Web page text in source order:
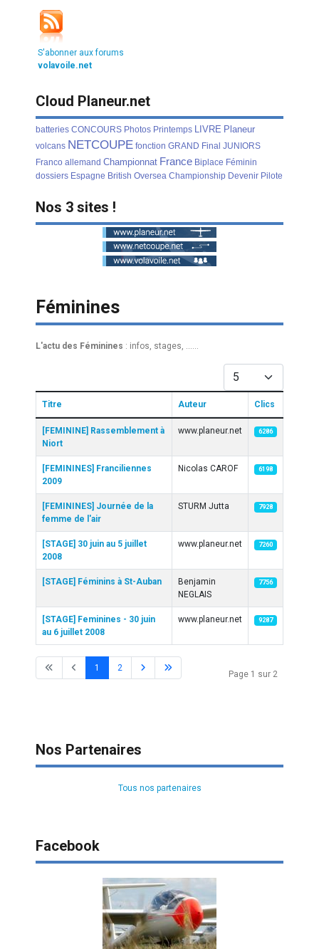
S'abonner aux forums
volavoile.net
Cloud Planeur.net
batteries CONCOURS Photos Printemps LIVRE Planeur
volcans NETCOUPE fonction GRAND Final JUNIORS
Franco allemand Championnat France Biplace Féminin
dossiers Espagne British Oversea Championship Devenir Pilote
Nos 3 sites !
Féminines
L'actu des Féminines : infos, stages, ......
Afficher #
Titre Auteur Clics
[FEMININE] Rassemblement à
Niort
www.planeur.net 6286
[FEMININES] Franciliennes
2009
Nicolas CAROF 6198
[FEMININES] Journée de la
femme de l'air
STURM Jutta 7928
[STAGE] 30 juin au 5 juillet
2008
www.planeur.net 7260
[STAGE] Féminins à St-Auban
Benjamin
NEGLAIS
7756
[STAGE] Feminines - 30 juin
au 6 juillet 2008
www.planeur.net 9287
Page 1 sur 2
1 2
Nos Partenaires
Tous nos partenaires
Facebook